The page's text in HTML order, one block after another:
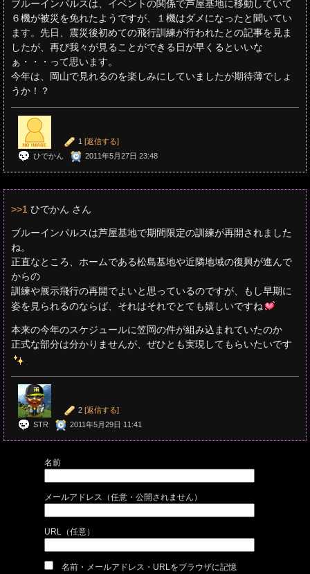
ブルーインパルスは、イベントの関係で芦屋基地に移動していて
６機が被災を免れたようですが、１機はダメになったと聞いてい
ます。先日、震災後初めての飛行訓練が行われたとの記事を見ま
したが、再び我々が見ることができる日が早くるといいな
ぁ・・・って思います。
今年は、岡山で見れるのを楽しみにしていましたが期待薄でしょ
うか！？
1 [返信する]
ひでかん
2011年5月27日 23:48
>>1 ひでかん さん
ブルーインパルスは芦屋基地で期間限定の訓練が再開されました
ね。
正直なところ、ホームである松島基地や近隣地域の復興が進んで
からの
訓練や展示飛行の再開でよいと思っているのですが、もし早期に
姿を見られるのならば、それはそれでとても嬉しいですね
本来の今年のスケジュールに笠岡の件が組み込まれていたのか
正式な部分は分かりませんが、ぜひとも実現してもらいたいです
2 [返信する]
STR
2011年5月29日 11:41
名前
メールアドレス（任意・公開されません）
URL（任意）
名前・メールアドレス・URLをブラウザに記憶